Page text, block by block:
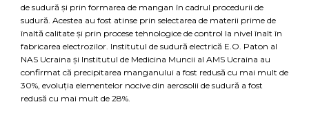
de sudură și prin formarea de mangan în cadrul procedurii de
sudură. Acestea au fost atinse prin selectarea de materii prime de
înaltă calitate și prin procese tehnologice de control la nivel înalt în
fabricarea electrozilor. Institutul de sudură electrică E.O. Paton al
NAS Ucraina și Institutul de Medicina Muncii al AMS Ucraina au
confirmat că precipitarea manganului a fost redusă cu mai mult de
30%, evoluția elementelor nocive din aerosolii de sudură a fost
redusă cu mai mult de 28%.